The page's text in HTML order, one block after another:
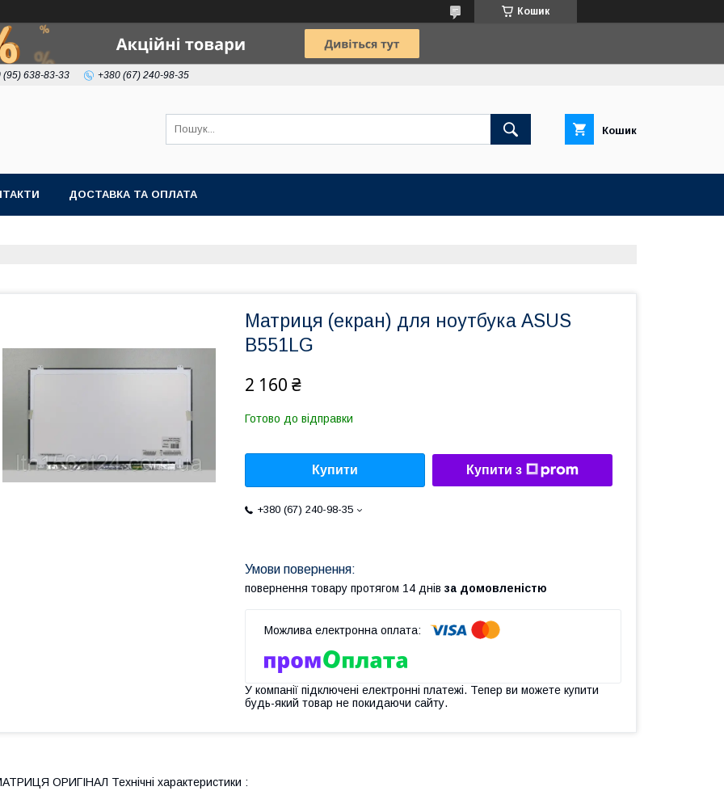
Кошик
(95) 638-83-33 +380 (67) 240-98-35
Кошик
ДОСТАВКА ТА ОПЛАТА
Матриця (екран) для ноутбука ASUS
B551LG
2 160 ₴
Готово до відправки
Купити Купити з
+380 (67) 240-98-35
повернення товару протягом 14 днів за домовленістю
У компанії підключені електронні платежі. Тепер ви можете купити
будь-який товар не покидаючи сайту.
ОРИГІНАЛ Технічні характеристики :